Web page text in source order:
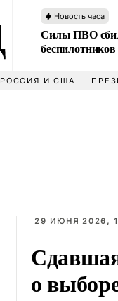
Новость часа
Силы ПВО
беспилотников
РОССИЯ И США
29 ИЮНЯ 2026,
о